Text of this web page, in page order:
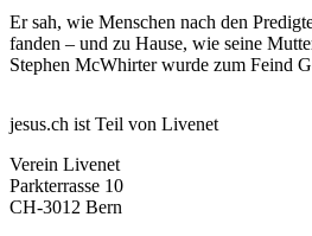
Er sah, wie Menschen nach den
fanden – und zu Hause, wie seine
Stephen McWhirter wurde zum Feind
jesus.ch ist Teil von Livenet
Verein Livenet
Parkterrasse 10
CH-3012 Bern